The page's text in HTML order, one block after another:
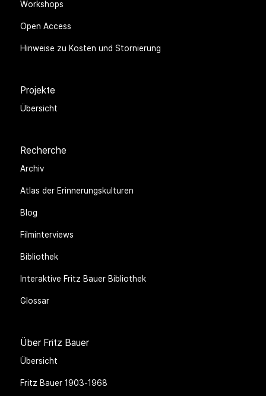
Workshops
Open Access
Hinweise zu Kosten und Stornierung
Projekte
Übersicht
Recherche
Archiv
Atlas der Erinnerungskulturen
Blog
Filminterviews
Bibliothek
Interaktive Fritz Bauer Bibliothek
Glossar
Über Fritz Bauer
Übersicht
Fritz Bauer 1903-1968